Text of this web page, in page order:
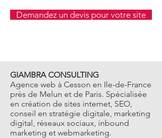
Demandez un devis pour votre site
GIAMBRA CONSULTING
Agence web à Cesson en Ile-de-France
près de Melun et de Paris. Spécialisée
en création de sites internet, SEO,
conseil en stratégie digitale, marketing
digital, réseaux sociaux, inbound
marketing et webmarketing.